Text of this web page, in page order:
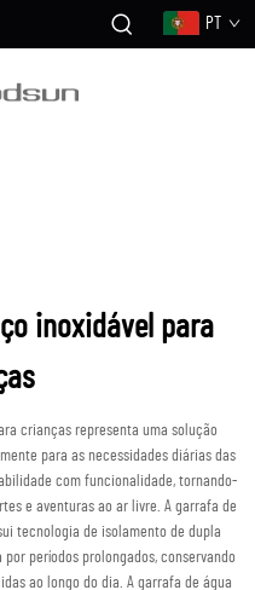
PT
inoxidável para
crianças representa uma solução
para as necessidades diárias das
com funcionalidade, tornando-
e aventuras ao ar livre. A garrafa de
tecnologia de isolamento de dupla
períodos prolongados, conservando
ao longo do dia. A garrafa de água